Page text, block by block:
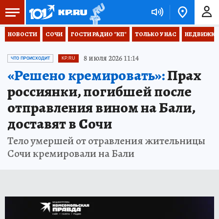
НОВОСТИ СОЧИ ГОСТИ РАДИО "КП" ТОЛЬКО У НАС НЕДВИЖКА
ЧТО ПРОИСХОДИТ KP.RU 8 июля 2026 11:14
«Решено кремировать»:Прах
россиянки, погибшей после
отправления вином на Бали,
доставят в Сочи
Тело умершей от отравления жительницы
Сочи кремировали на Бали